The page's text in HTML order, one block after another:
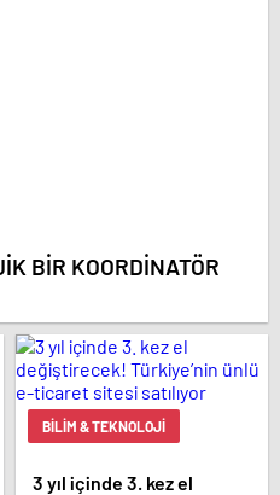
BİR KOORDİNATÖR
BILIM & TEKNOLOJI
3 yıl içinde 3. kez el